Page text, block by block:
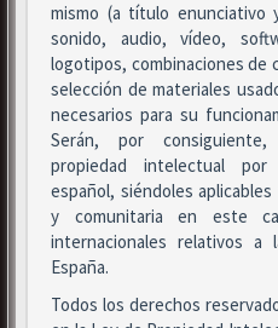
mismo (a título enunciativo
sonido, audio, vídeo,
logotipos, combinaciones de
selección de materiales
necesarios para su
Serán, por
propiedad intelectual
español, siéndoles
y comunitaria en este
internacionales relativos
España.
Todos los derechos